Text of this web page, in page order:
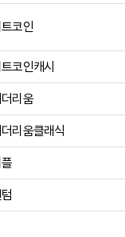
코인
코인캐시
리움
리움클래식